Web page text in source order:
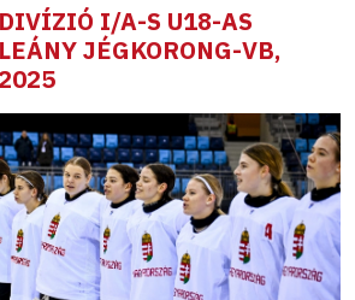
DIVÍZIÓ I/A-S U18-AS
LEÁNY JÉGKORONG-VB,
2025